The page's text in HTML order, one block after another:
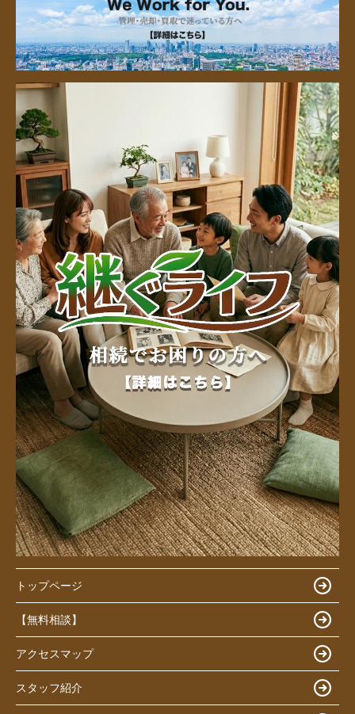
トップページ
【無料相談】
アクセスマップ
スタッフ紹介